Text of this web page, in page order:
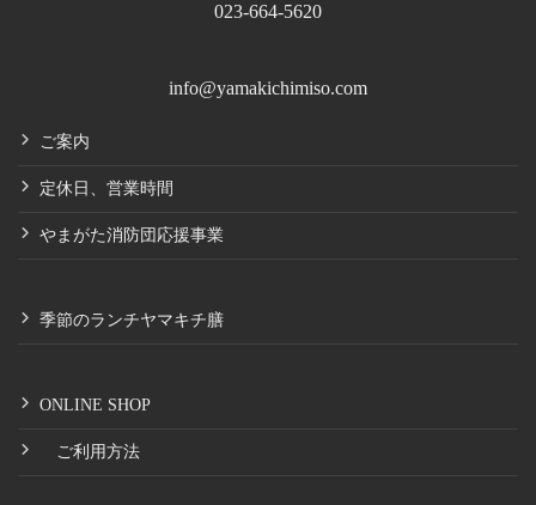
023-664-5620
info@yamakichimiso.com
ご案内
定休日、営業時間
やまがた消防団応援事業
季節のランチヤマキチ膳
ONLINE SHOP
ご利用方法